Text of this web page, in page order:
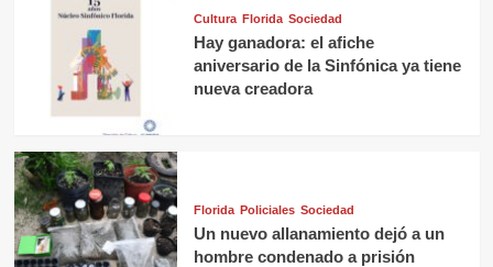
Cultura Florida Sociedad
Hay ganadora: el afiche
aniversario de la Sinfónica ya tiene
nueva creadora
Florida Policiales Sociedad
Un nuevo allanamiento dejó a un
hombre condenado a prisión